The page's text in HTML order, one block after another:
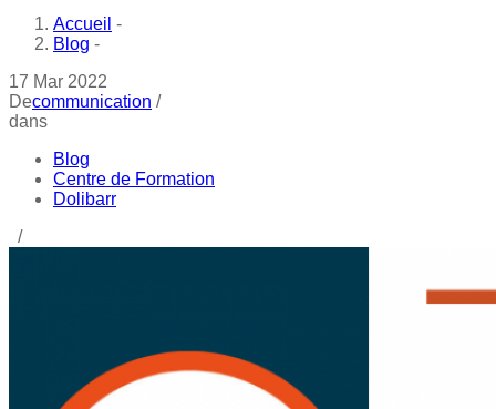
Accueil -
Blog -
17 Mar 2022
Decommunication /
dans
Blog
Centre de Formation
Dolibarr
/